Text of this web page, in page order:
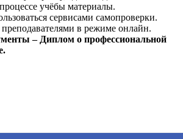
учёбы материалы.
сервисами самопроверки.
в режиме онлайн.
– Диплом о профессиональной